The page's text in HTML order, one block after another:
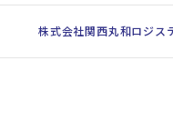
株式会社関西丸和ロジス